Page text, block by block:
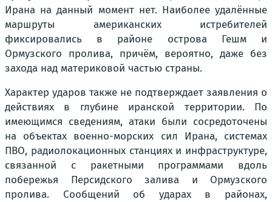
Ирана на данный момент нет. Наиболее удалённые
маршруты американских истребителей
фиксировались в районе острова Гешм и
Ормузского пролива, причём, вероятно, даже без
захода над материковой частью страны.
Характер ударов также не подтверждает заявления о
действиях в глубине иранской территории. По
имеющимся сведениям, атаки были сосредоточены
на объектах военно-морских сил Ирана, системах
ПВО, радиолокационных станциях и инфраструктуре,
связанной с ракетными программами вдоль
побережья Персидского залива и Ормузского
пролива. Сообщений об ударах в районах,